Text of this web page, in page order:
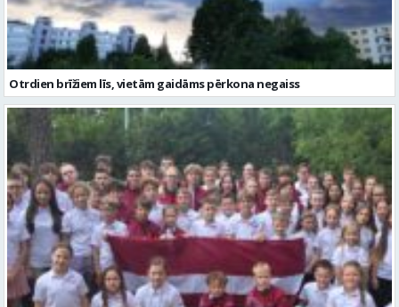
Otrdien brīžiem līs, vietām gaidāms pērkona negaiss